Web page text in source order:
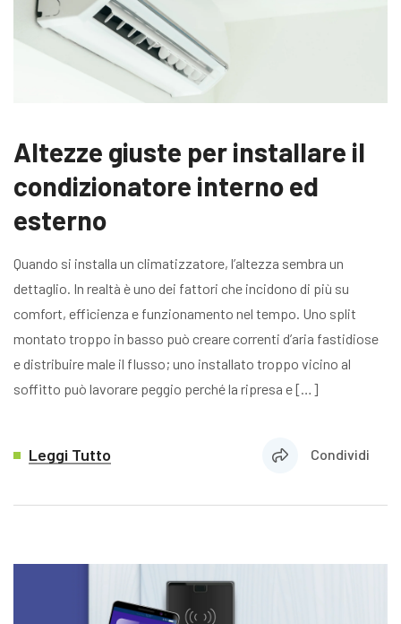
Altezze giuste per installare il
condizionatore interno ed
esterno
Quando si installa un climatizzatore, l’altezza sembra un
dettaglio. In realtà è uno dei fattori che incidono di più su
comfort, efficienza e funzionamento nel tempo. Uno split
montato troppo in basso può creare correnti d’aria fastidiose
e distribuire male il flusso; uno installato troppo vicino al
soffitto può lavorare peggio perché la ripresa e […]
Leggi Tutto Condividi